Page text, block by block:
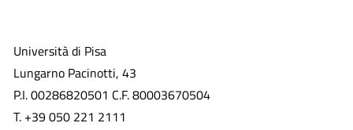
Università di Pisa
Lungarno Pacinotti, 43
P.I. 00286820501 C.F. 80003670504
T. +39 050 221 2111